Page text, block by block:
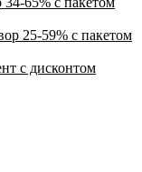
25-59% с пакетом
с дисконтом